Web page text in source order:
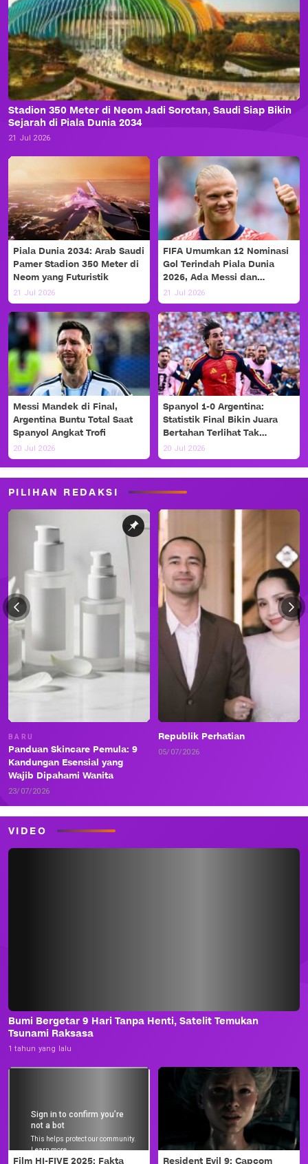
Stadion 350 Meter di Neom Jadi Sorotan, Saudi Siap Bikin
Sejarah di Piala Dunia 2034
21 Jul 2026
Piala Dunia 2034: Arab Saudi
Pamer Stadion 350 Meter di
Neom yang Futuristik
21 Jul 2026
FIFA Umumkan 12 Nominasi
Gol Terindah Piala Dunia
2026, Ada Messi dan
Haaland!
21 Jul 2026
Messi Mandek di Final,
Argentina Buntu Total Saat
Spanyol Angkat Trofi
20 Jul 2026
Spanyol 1-0 Argentina:
Statistik Final Bikin Juara
Bertahan Terlihat Tak
Berdaya
20 Jul 2026
PILIHAN REDAKSI
BARU
Panduan Skincare Pemula: 9
Kandungan Esensial yang
Wajib Dipahami Wanita
23/07/2026
Republik Perhatian
05/07/2026
VIDEO
Bumi Bergetar 9 Hari Tanpa Henti, Satelit Temukan
Tsunami Raksasa
1 tahun yang lalu